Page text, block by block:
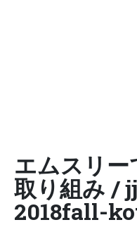
エムスリ
取り組み /
2018fall-